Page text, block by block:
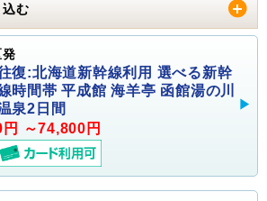
む
復:北海道新幹線利用 選べる新幹
時間帯 平成館 海羊亭 函館湯の川
泉2日間
～74,800円